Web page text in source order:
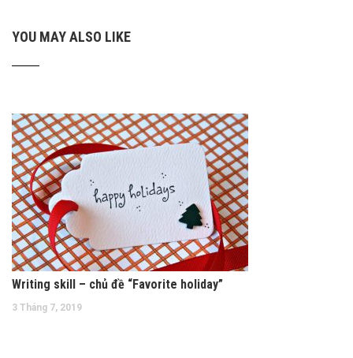
YOU MAY ALSO LIKE
Writing skill – chủ đề “Favorite holiday”
3 Tháng 7, 2019